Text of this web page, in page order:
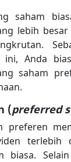
saham
lebih
ini, Anda
saham
(preferred
preferen
terlebih
biasa.